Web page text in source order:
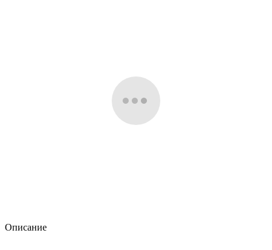
Описание